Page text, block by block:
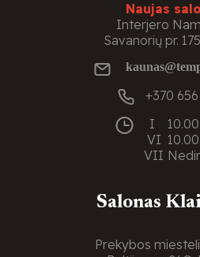
Naujas
Interjero
Savanorių pr.
+370
I
VI
VII
Salonas
Prekybos